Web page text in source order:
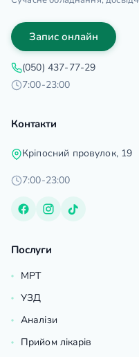
Запис онлайн
(050) 437-77-29
7:00-23:00
Контакти
Кріпосний провулок, 19
7:00-23:00
Послуги
МРТ
УЗД
Аналізи
Прийом лікарів